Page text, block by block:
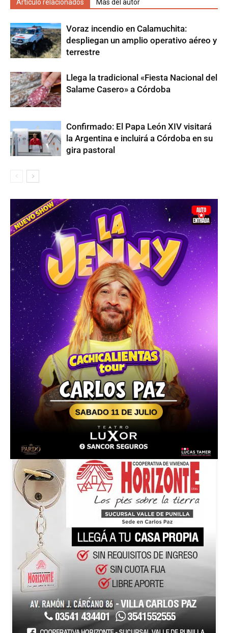
Artículo relacionados Más del autor
Voraz incendio en Calamuchita:
despliegan un amplio operativo aéreo y
terrestre
Llega la tradicional «Fiesta Nacional del
Salame Casero» a Córdoba
Confirmado: El Papa León XIV visitará
la Argentina e incluirá a Córdoba en su
gira pastoral